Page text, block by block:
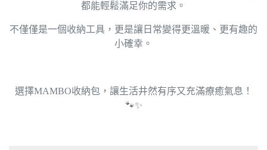
都能輕鬆滿足你的需求。
不僅僅是一個收納工具，更是讓日常變得更溫暖、更有趣的
小確幸。
選擇MAMBO收納包，讓生活井然有序又充滿療癒氣息！
🐾✨